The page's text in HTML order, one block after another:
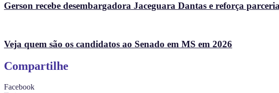
Gerson recebe desembargadora Jaceguara Dantas e reforça
Veja quem são os candidatos ao Senado em MS em 2026
Compartilhe
Facebook